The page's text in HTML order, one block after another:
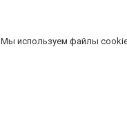
Мы используем файлы